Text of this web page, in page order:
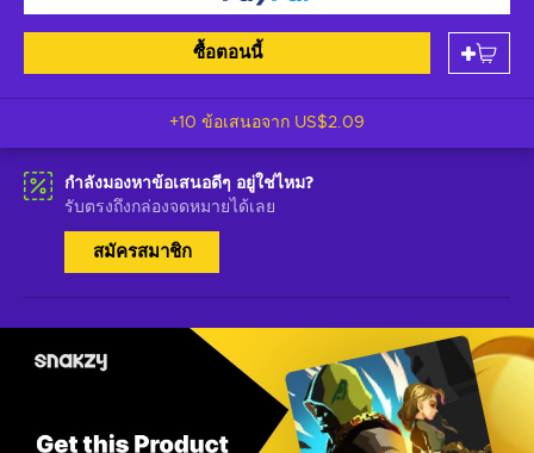
ซื้อตอนนี้
+10 ข้อเสนอจาก US$2.09
กำลังมองหาข้อเสนอดีๆ อยู่ใช่ไหม?
รับตรงถึงกล่องจดหมายได้เลย
สมัครสมาชิก